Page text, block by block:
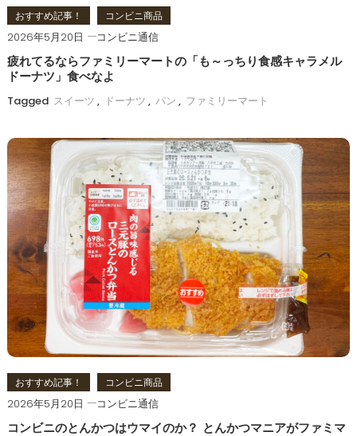
おすすめ記事！ コンビニ商品
2026年5月20日 コンビニ通信
疲れてるならファミリーマートの「も～っちり食感キャラメル
ドーナツ」食べなよ
Tagged スイーツ , ドーナツ , パン , ファミリーマート
おすすめ記事！ コンビニ商品
2026年5月20日 コンビニ通信
コンビニのとんかつはウマイのか？ とんかつマニアがファミマ